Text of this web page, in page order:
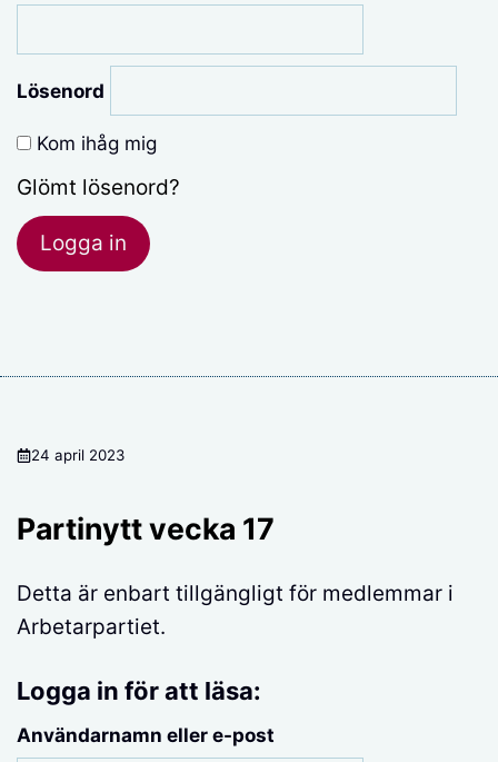
Lösenord
Kom ihåg mig
Glömt lösenord?
24 april 2023
Partinytt vecka 17
Detta är enbart tillgängligt för medlemmar i
Arbetarpartiet.
Logga in för att läsa:
Användarnamn eller e-post